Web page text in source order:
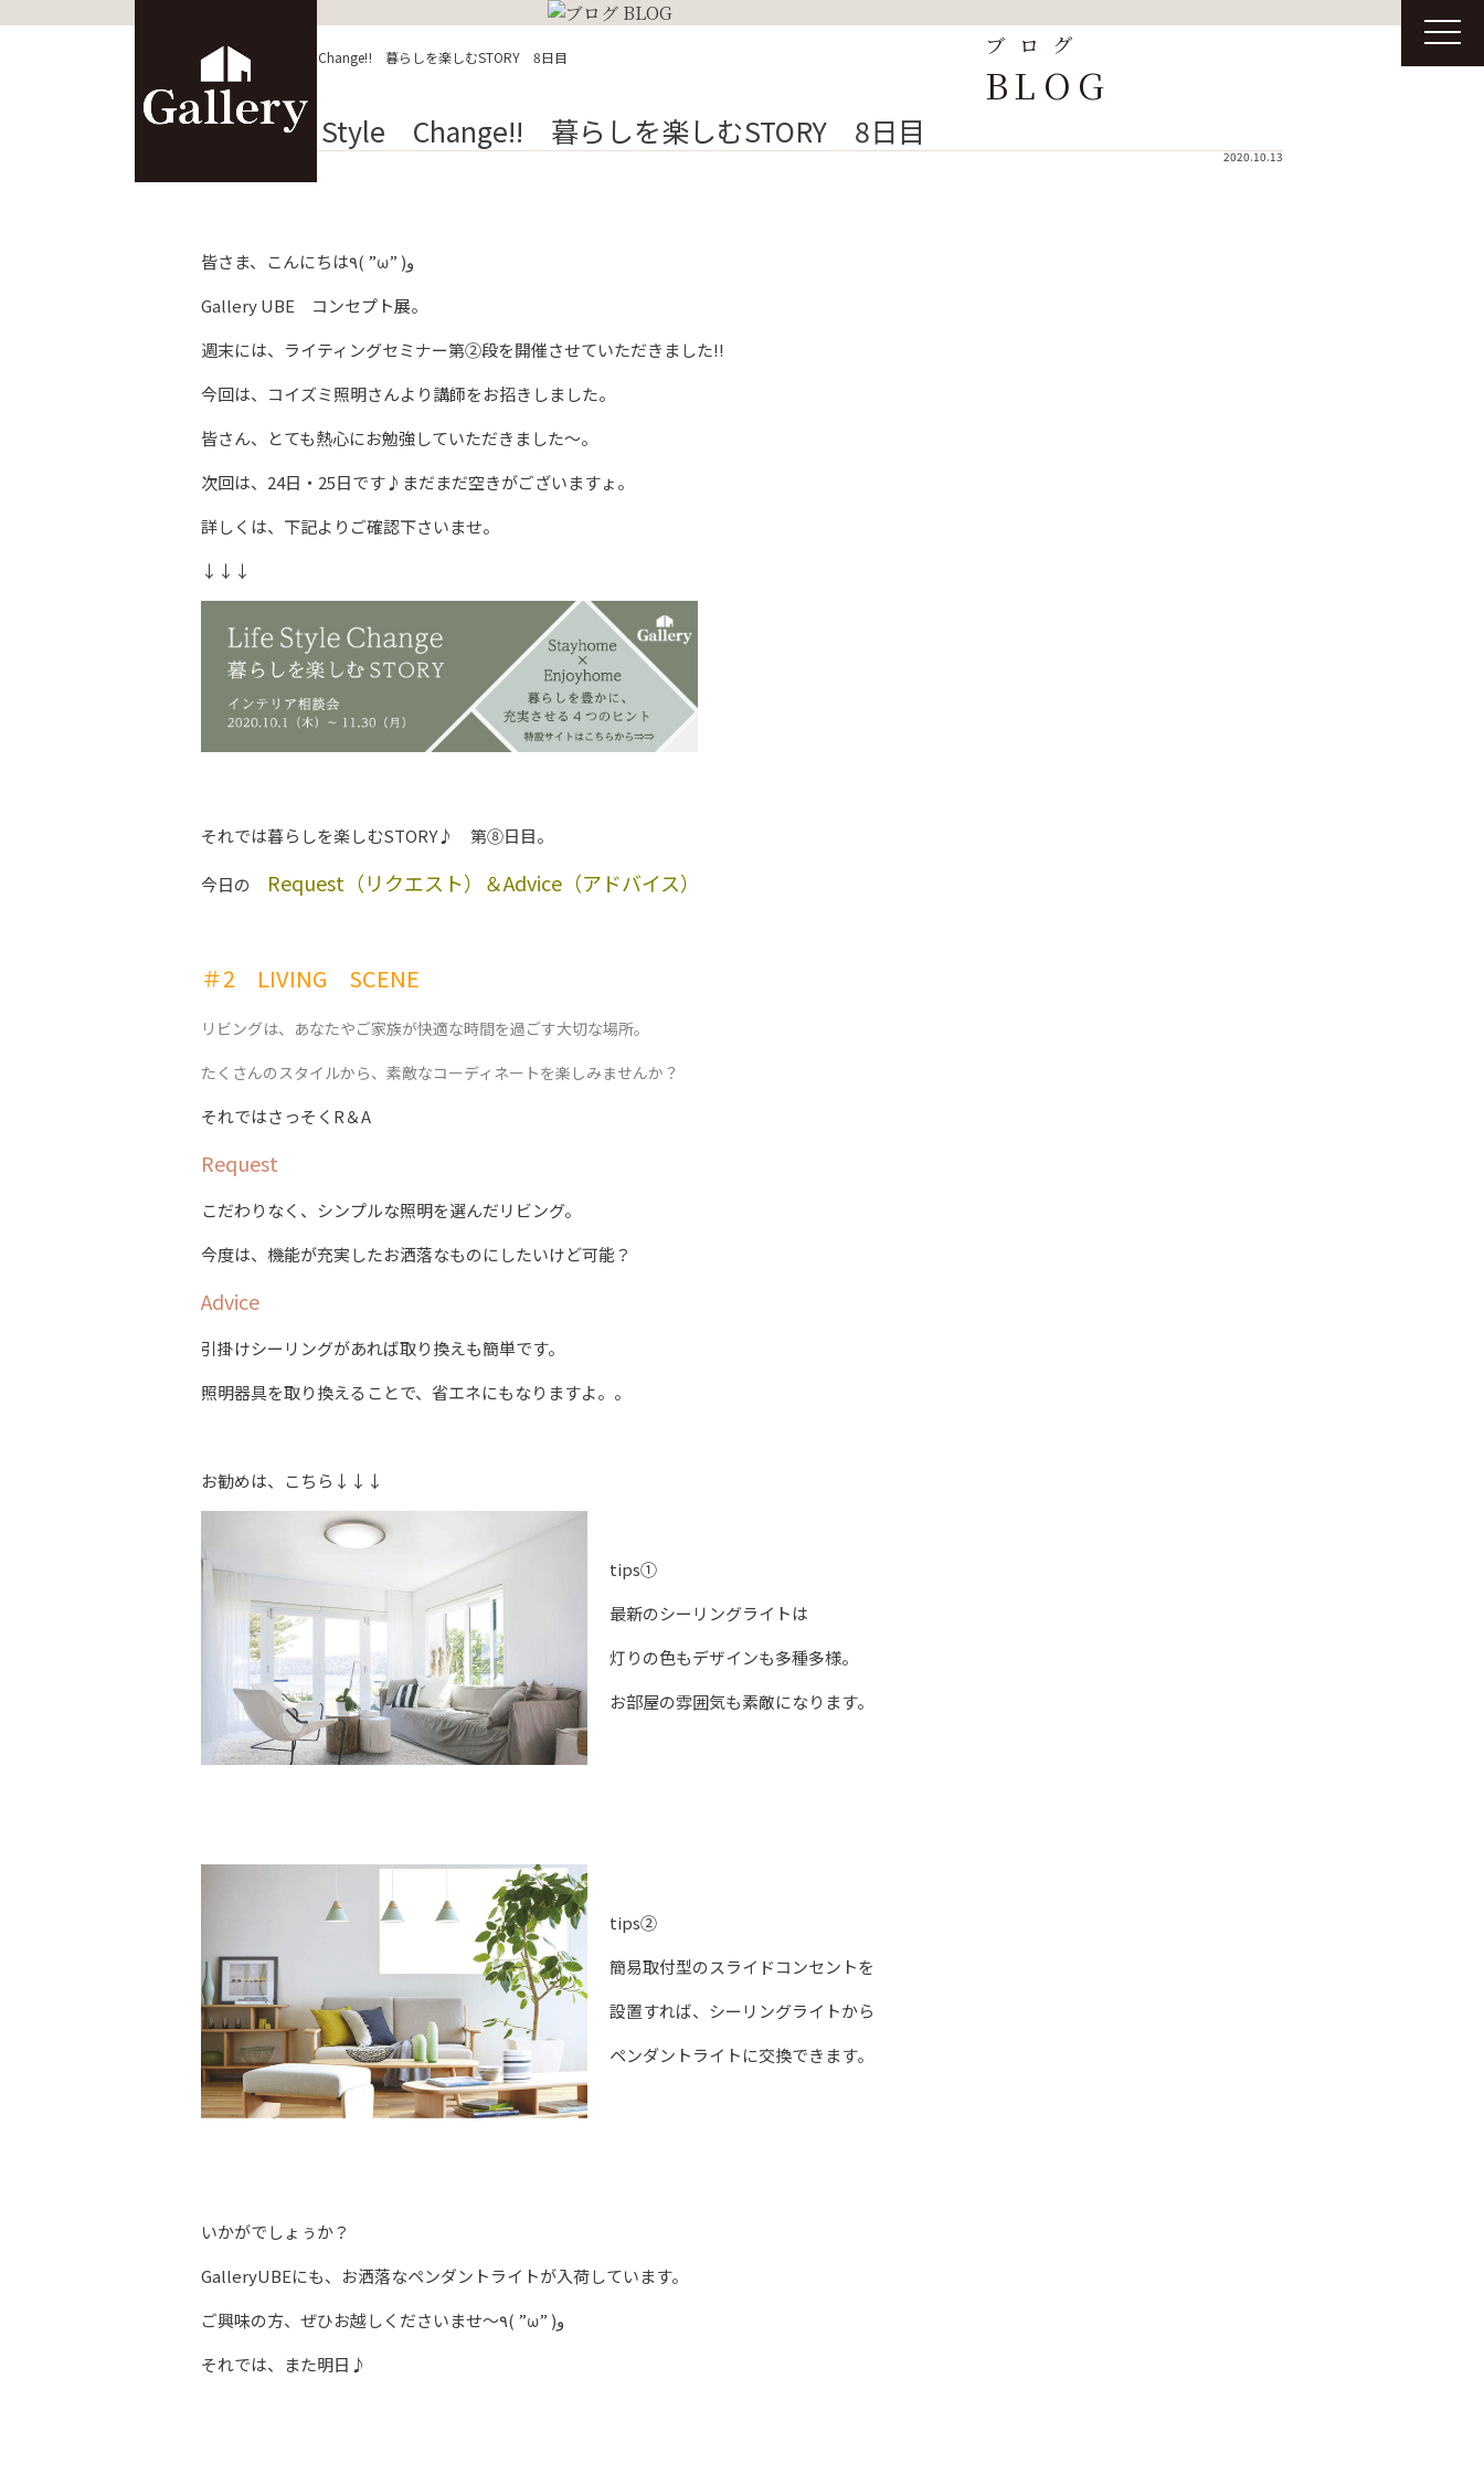
ブログ
BLOG
t
o
ブログ >Life Style Change‼ 暮らしを楽しむSTORY 8日目
Life Style Change‼ 暮らしを楽しむSTORY 8日目
2020.10.13
皆さま、こんにちは٩( ”ω” )و
Gallery UBE コンセプト展。
週末には、ライティングセミナー第②段を開催させていただきました‼
今回は、コイズミ照明さんより講師をお招きしました。
皆さん、とても熱心にお勉強していただきました～。
次回は、24日・25日です♪まだまだ空きがございますょ。
詳しくは、下記よりご確認下さいませ。
↓↓↓
それでは暮らしを楽しむSTORY♪ 第⑧日目。
今日の Request（リクエスト）＆Advice（アドバイス）
＃2 LIVING SCENE
リビングは、あなたやご家族が快適な時間を過ごす大切な場所。
たくさんのスタイルから、素敵なコーディネートを楽しみませんか？
それではさっそくR＆A
Request
こだわりなく、シンプルな照明を選んだリビング。
今度は、機能が充実したお洒落なものにしたいけど可能？
Advice
引掛けシーリングがあれば取り換えも簡単です。
照明器具を取り換えることで、省エネにもなりますよ。。
お勧めは、こちら↓↓↓
tips①
最新のシーリングライトは
灯りの色もデザインも多種多様。
お部屋の雰囲気も素敵になります。
tips②
簡易取付型のスライドコンセントを
設置すれば、シーリングライトから
ペンダントライトに交換できます。
いかがでしょぅか？
GalleryUBEにも、お洒落なペンダントライトが入荷しています。
ご興味の方、ぜひお越しくださいませ～٩( ”ω” )و
それでは、また明日♪